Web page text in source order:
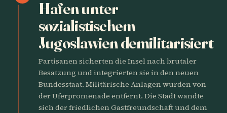
Hafen unter
sozialistischem
Jugoslawien demilitarisiert
Partisanen sicherten die Insel nach brutaler
Besatzung und integrierten sie in den neuen
Bundesstaat. Militärische Anlagen wurden von
der Uferpromenade entfernt. Die Stadt wandte
sich der friedlichen Gastfreundschaft und dem